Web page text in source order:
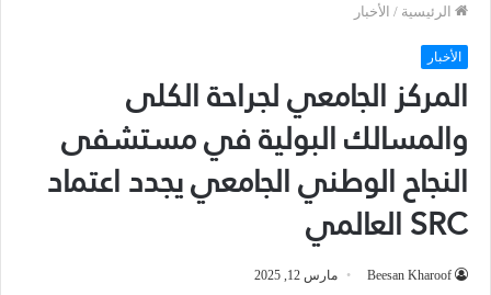
الرئيسية / الأخبار
الأخبار
المركز الجامعي لجراحة الكلى
والمسالك البولية في مستشفى
النجاح الوطني الجامعي يجدد اعتماد
SRC العالمي
Beesan Kharoof مارس 12, 2025